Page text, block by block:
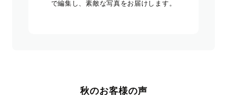
で編集し、素敵な写真をお届けします。
秋のお客様の声